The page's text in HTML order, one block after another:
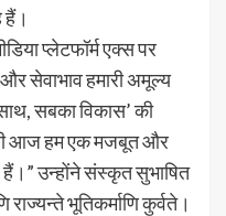
हैं।
प्लेटफॉर्म एक्स पर
और सेवाभाव हमारी अमूल्य
सबका विकास’ की
ही आज हम एक मजबूत और
उन्होंने संस्कृत सुभाषित
भूतिकर्माणि कुर्वते।